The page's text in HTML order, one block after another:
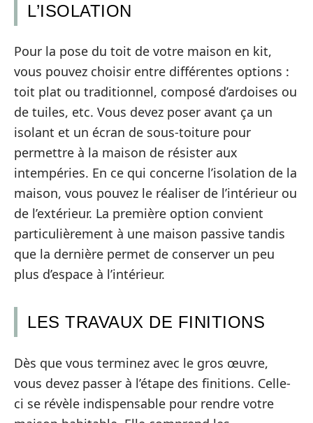
L’ISOLATION
Pour la pose du toit de votre maison en kit,
vous pouvez choisir entre différentes options :
toit plat ou traditionnel, composé d’ardoises ou
de tuiles, etc. Vous devez poser avant ça un
isolant et un écran de sous-toiture pour
permettre à la maison de résister aux
intempéries. En ce qui concerne l’isolation de la
maison, vous pouvez le réaliser de l’intérieur ou
de l’extérieur. La première option convient
particulièrement à une maison passive tandis
que la dernière permet de conserver un peu
plus d’espace à l’intérieur.
LES TRAVAUX DE FINITIONS
Dès que vous terminez avec le gros œuvre,
vous devez passer à l’étape des finitions. Celle-
ci se révèle indispensable pour rendre votre